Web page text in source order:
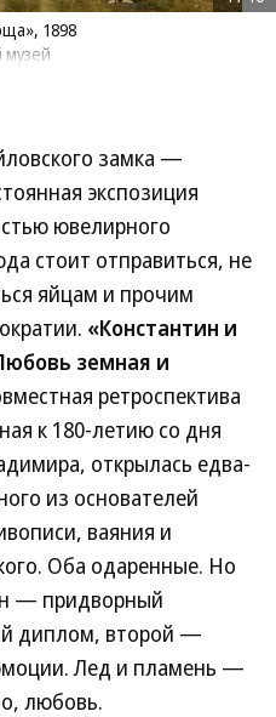
1898
музей
замка —
экспозиция
ювелирного
стоит отправиться, не
яйцам и прочим
«Константин и
земная и
ретроспектива
к 180-летию со дня
открылась едва-
из основателей
ваяния и
Оба одаренные. Но
— придворный
диплом, второй —
Лед и пламень —
любовь.